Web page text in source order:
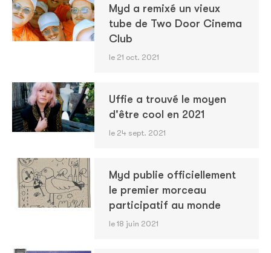
Myd a remixé un vieux
tube de Two Door Cinema
Club
le 21 oct. 2021
Uffie a trouvé le moyen
d'être cool en 2021
le 24 sept. 2021
Myd publie officiellement
le premier morceau
participatif au monde
le 18 juin 2021